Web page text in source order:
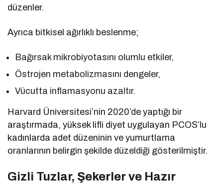
düzenler.
Ayrıca bitkisel ağırlıklı beslenme;
Bağırsak mikrobiyotasını olumlu etkiler,
Östrojen metabolizmasını dengeler,
Vücutta inflamasyonu azaltır.
Harvard Üniversitesi’nin 2020’de yaptığı bir
araştırmada, yüksek lifli diyet uygulayan PCOS’lu
kadınlarda adet düzeninin ve yumurtlama
oranlarının belirgin şekilde düzeldiği gösterilmiştir.
Gizli Tuzlar, Şekerler ve Hazır